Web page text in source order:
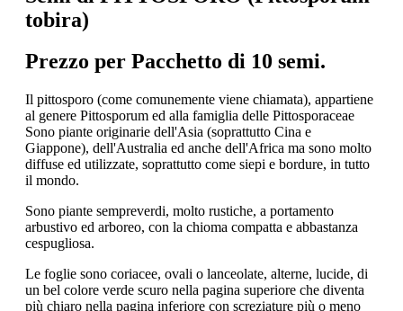
tobira)
Prezzo per Pacchetto di 10 semi.
Il pittosporo (come comunemente viene chiamata), appartiene
al genere Pittosporum ed alla famiglia delle Pittosporaceae
Sono piante originarie dell'Asia (soprattutto Cina e
Giappone), dell'Australia ed anche dell'Africa ma sono molto
diffuse ed utilizzate, soprattutto come siepi e bordure, in tutto
il mondo.
Sono piante sempreverdi, molto rustiche, a portamento
arbustivo ed arboreo, con la chioma compatta e abbastanza
cespugliosa.
Le foglie sono coriacee, ovali o lanceolate, alterne, lucide, di
un bel colore verde scuro nella pagina superiore che diventa
più chiaro nella pagina inferiore con screziature più o meno